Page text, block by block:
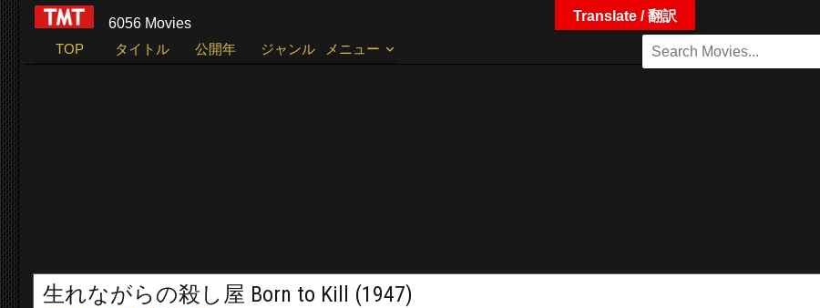
6056 Movies
TOP
タイトル 公開年 ジャンル メニュー
生れながらの殺し屋 Born to Kill (1947)
Translate / 翻訳